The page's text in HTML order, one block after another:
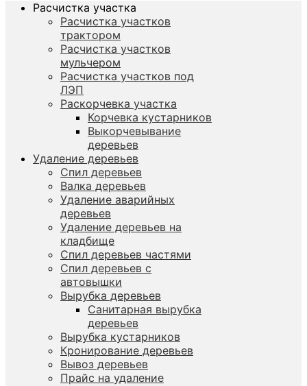
Расчистка участка
Расчистка участков
трактором
Расчистка участков
мульчером
Расчистка участков под
ЛЭП
Раскорчевка участка
Корчевка кустарников
Выкорчевывание
деревьев
Удаление деревьев
Спил деревьев
Валка деревьев
Удаление аварийных
деревьев
Удаление деревьев на
кладбище
Спил деревьев частями
Спил деревьев с
автовышки
Вырубка деревьев
Санитарная вырубка
деревьев
Вырубка кустарников
Кронирование деревьев
Вывоз деревьев
Прайс на удаление